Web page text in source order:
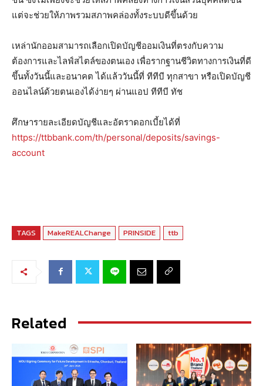
แต่จะช่วยให้ภาพรวมสภาพคล่องทั้งระบบดีขึ้นด้วย
เหล่านักออมสามารถเลือกเปิดบัญชีออมเงินที่ตรงกับความ
ต้องการและไลฟ์สไตล์ของตนเอง เพื่อรากฐานชีวิตทางการเงินที่ดี
ขึ้นทั้งวันนี้และอนาคต ได้แล้ววันนี้ที่ ทีทีบี ทุกสาขา หรือเปิดบัญชี
ออนไลน์ด้วยตนเองได้ง่ายๆ ผ่านแอป ทีทีบี ทัช
ศึกษารายละเอียดบัญชีและอัตราดอกเบี้ยได้ที่
https://ttbbank.com/th/personal/deposits/savings-
account
TAGS MakeREALChange PRINSIDE ttb
Related